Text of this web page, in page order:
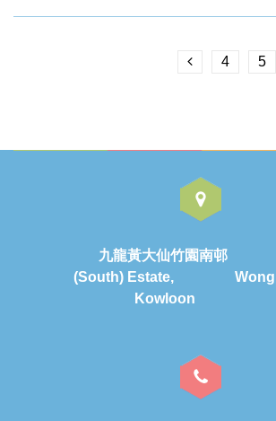
4 5
九龍黃大仙竹園南邨
(South) Estate, Wong
Kowloon